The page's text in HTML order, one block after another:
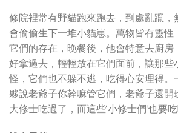
修院裡常有野貓跑來跑去，到處亂躥，
會偷偷生下一堆小貓崽。萬物皆有靈性
它們的存在，晚餐後，他會特意去廚房
好拿過去，輕輕放在它們面前，讓那些
怪，它們也不躲不逃，吃得心安理得。
夥說老爺子你幹嘛管它們，老爺子還開
大修士吃過了，而這些‘小修士們’也要